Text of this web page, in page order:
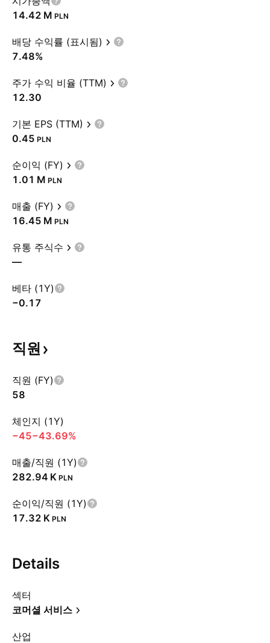
‪14.42 M‬ PLN
배당 수익률 (표시됨)
7.48%
주가 수익 비율 (TTM)
12.30
기본 EPS (TTM)
0.45 PLN
순이익 (FY)
‪1.01 M‬ PLN
매출 (FY)
‪16.45 M‬ PLN
유통 주식수
—
베타 (1Y)
−0.17
직원
직원 (FY)
58
체인지 (1Y)
−45−43.69%
매출/직원 (1Y)
‪282.94 K‬ PLN
순이익/직원 (1Y)
‪17.32 K‬ PLN
Details
섹터
코머셜 서비스
산업